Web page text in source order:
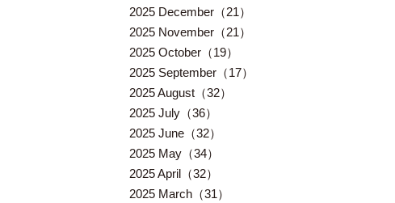
2025 December（21）
2025 November（21）
2025 October（19）
2025 September（17）
2025 August（32）
2025 July（36）
2025 June（32）
2025 May（34）
2025 April（32）
2025 March（31）